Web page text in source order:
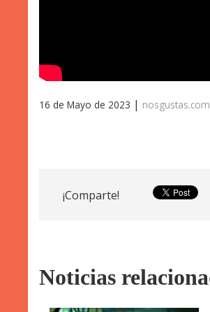
16 de Mayo de 2023 | nosgustas.com
¡Comparte!
Noticias